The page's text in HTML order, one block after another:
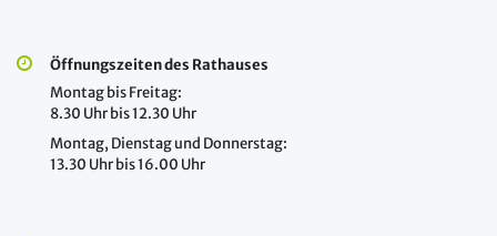
Öffnungszeiten des Rathauses
Montag bis Freitag:
8.30 Uhr bis 12.30 Uhr
Montag, Dienstag und Donnerstag:
13.30 Uhr bis 16.00 Uhr